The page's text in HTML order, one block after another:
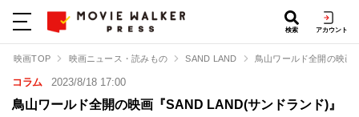
検索 アカウント
映画TOP 映画ニュース・読みもの SAND LAND 鳥山ワールド全開の映画
コラム 2023/8/18 17:00
鳥山ワールド全開の映画『SAND LAND(サンドランド)』